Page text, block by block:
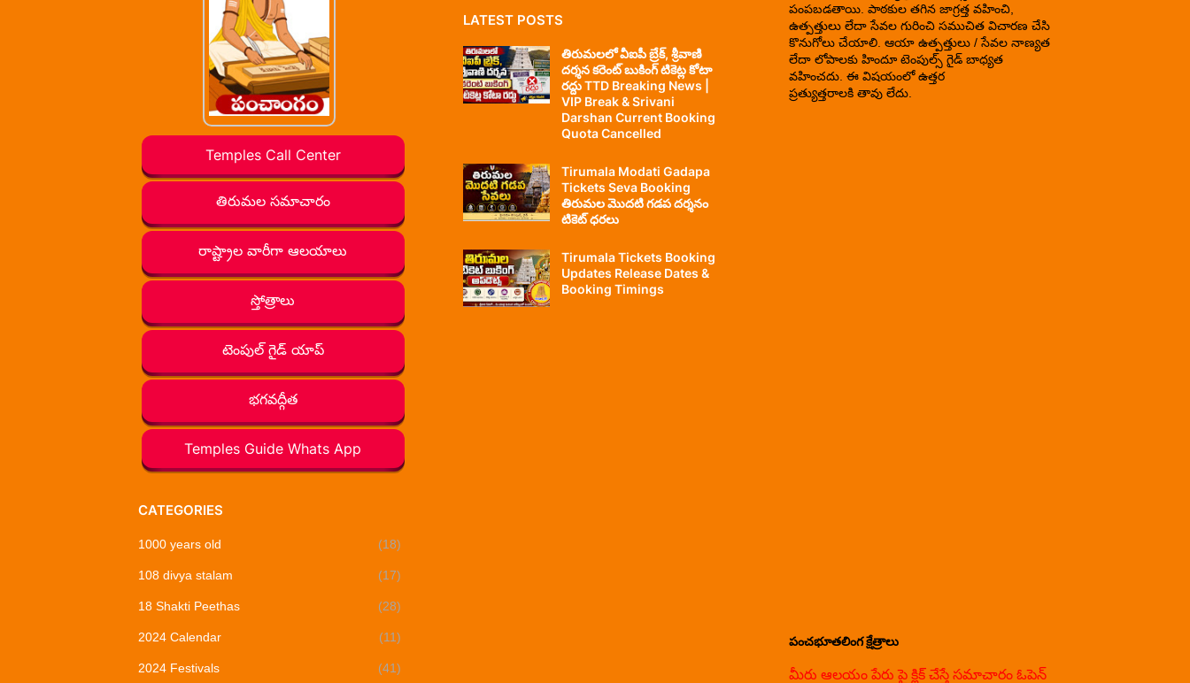
Temples Call Center
తిరుమల సమాచారం
రాష్ట్రాల వారీగా ఆలయాలు
స్తోత్రాలు
టెంపుల్ గైడ్ యాప్
భగవద్గీత
Temples Guide Whats App
CATEGORIES
1000 years old (18)
108 divya stalam (17)
18 Shakti Peethas (28)
2024 Calendar (11)
2024 Festivals (41)
LATEST POSTS
తిరుమలలో వీఐపీ బ్రేక్, శ్రీవాణి
దర్శన కరెంట్ బుకింగ్ టికెట్ల కోటా
రద్దు TTD Breaking News |
VIP Break & Srivani
Darshan Current Booking
Quota Cancelled
Tirumala Modati Gadapa
Tickets Seva Booking
తిరుమల మొదటి గడప దర్శనం
టికెట్ ధరలు
Tirumala Tickets Booking
Updates Release Dates &
Booking Timings
పంపబడతాయి. పాఠకుల తగిన జాగ్రత్త వహించి,
ఉత్పత్తులు లేదా సేవల గురించి సముచిత విచారణ చేసి
కొనుగోలు చేయాలి. ఆయా ఉత్పత్తులు / సేవల నాణ్యత
లేదా లోపాలకు హిందూ టెంపుల్స్ గైడ్ బాధ్యత
వహించదు. ఈ విషయంలో ఉత్తర
ప్రత్యుత్తరాలకి తావు లేదు.
పంచభూతలింగ క్షేత్రాలు
మీరు ఆలయం పేరు పై క్లిక్ చేస్తే సమాచారం ఓపెన్